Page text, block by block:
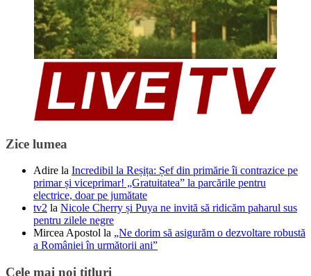
Zice lumea
Adire la Incredibil la Reșița: Șef din primărie îi contrazice pe
primar și viceprimar! „Gratuitatea” la parcările pentru
electrice, doar pe jumătate
tv2 la Nicole Cherry și Puya ne invită să ridicăm paharul sus
pentru zilele negre
Mircea Apostol la „Ne dorim să asigurăm o dezvoltare robustă
a României în următorii ani”
Cele mai noi titluri